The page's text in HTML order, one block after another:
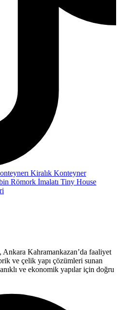
Kiralık Konteyner
Römork İmalatı Tiny House
Kahramankazan’da faaliyet
ve çelik yapı çözümleri sunan
ve ekonomik yapılar için doğru